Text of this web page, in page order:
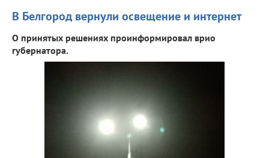
В Белгород вернули освещение и интернет
О принятых решениях проинформировал врио
губернатора.